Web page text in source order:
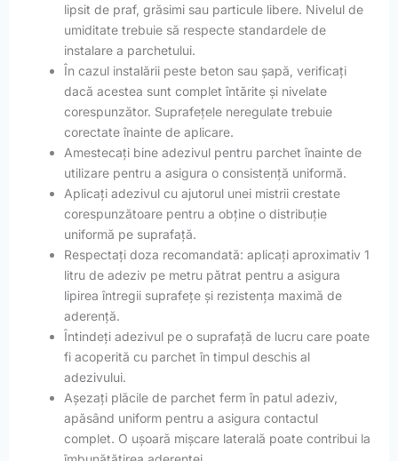
lipsit de praf, grăsimi sau particule libere. Nivelul de
umiditate trebuie să respecte standardele de
instalare a parchetului.
În cazul instalării peste beton sau șapă, verificați
dacă acestea sunt complet întărite și nivelate
corespunzător. Suprafețele neregulate trebuie
corectate înainte de aplicare.
Amestecați bine adezivul pentru parchet înainte de
utilizare pentru a asigura o consistență uniformă.
Aplicați adezivul cu ajutorul unei mistrii crestate
corespunzătoare pentru a obține o distribuție
uniformă pe suprafață.
Respectați doza recomandată: aplicați aproximativ 1
litru de adeziv pe metru pătrat pentru a asigura
lipirea întregii suprafețe și rezistența maximă de
aderență.
Întindeți adezivul pe o suprafață de lucru care poate
fi acoperită cu parchet în timpul deschis al
adezivului.
Așezați plăcile de parchet ferm în patul adeziv,
apăsând uniform pentru a asigura contactul
complet. O ușoară mișcare laterală poate contribui la